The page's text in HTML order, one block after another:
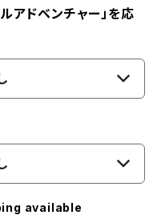
アドベンチャー」を応
available